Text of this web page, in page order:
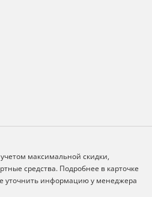
максимальной скидки,
средства. Подробнее в карточке
уточнить информацию у менеджера